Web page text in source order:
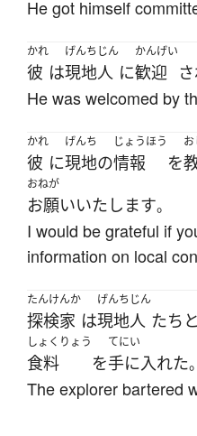
He got himself
かれ
彼 は
げんちじん
現地人 に
かんげい
歓迎
He was welcomed by
かれ
彼 に
げんち
現地の
じょうほう
情報 を
お
おねが
お願いいたします。
I would be grateful if
information on local
たんけんか
探検家 は
げんちじん
現地人 たち と
しょくりょう
食料 を
てにい
手に入れた。
The explorer bartered